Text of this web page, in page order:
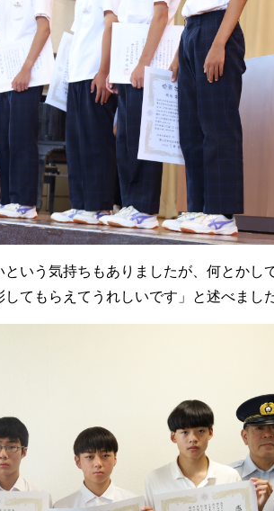
いう気持ちもありましたが、何とかし
てもらえてうれしいです」と述べました